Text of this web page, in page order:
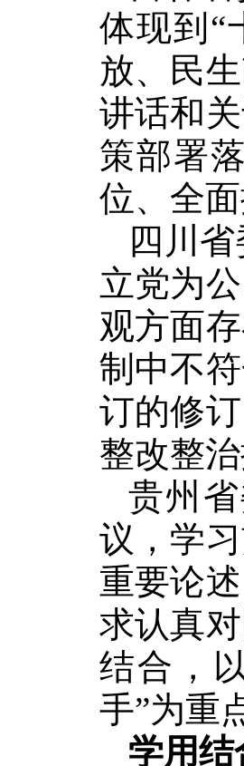
体现到“
放、民
讲话和
策部署
位、全
四川
立党为
观方面
制中不
订的修
整改整
贵州
议，学
重要论
求认真
结合，
手”为重
学用